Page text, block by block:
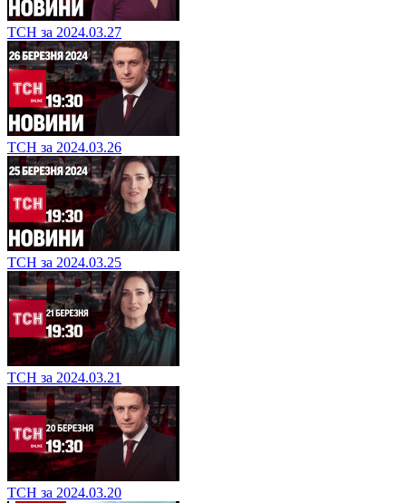
ТСН за 2024.03.27
ТСН за 2024.03.26
ТСН за 2024.03.25
ТСН за 2024.03.21
ТСН за 2024.03.20